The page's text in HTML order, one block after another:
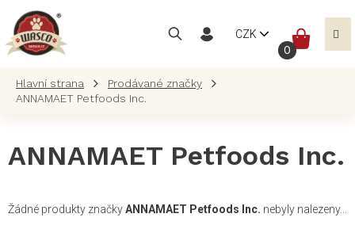
obsah
CZK
Prodávané značky
ANNAMAET Petfoods Inc.
ANNAMAET Petfoods Inc.
Žádné produkty značkyANNAMAET Petfoods Inc. nebyly nalezeny...